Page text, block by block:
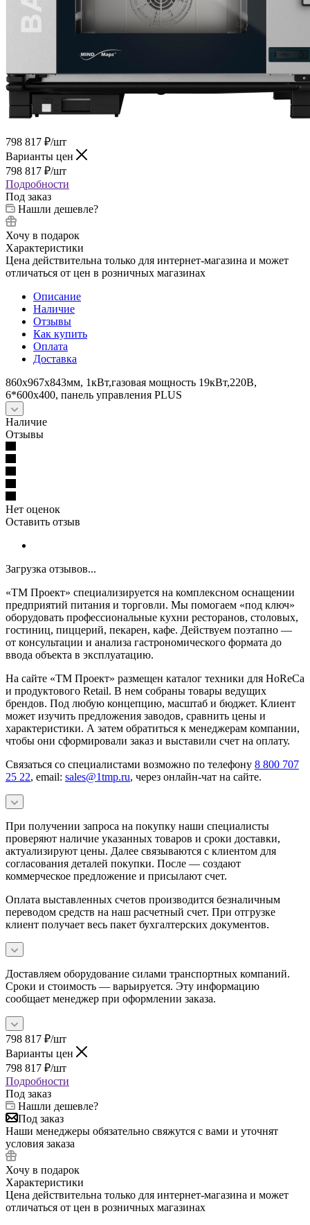
798 817 ₽/шт
Варианты цен
798 817 ₽/шт
Подробности
Под заказ
Нашли дешевле?
Хочу в подарок
Характеристики
Цена действительна только для интернет-магазина и может
отличаться от цен в розничных магазинах
Описание
Наличие
Отзывы
Как купить
Оплата
Доставка
860x967x843мм, 1кВт,газовая мощность 19кВт,220В,
6*600х400, панель управления PLUS
Наличие
Отзывы
Нет оценок
Оставить отзыв
Загрузка отзывов...
«ТМ Проект» специализируется на комплексном оснащении
предприятий питания и торговли. Мы помогаем «под ключ»
оборудовать профессиональные кухни ресторанов, столовых,
гостиниц, пиццерий, пекарен, кафе. Действуем поэтапно —
от консультации и анализа гастрономического формата до
ввода объекта в эксплуатацию.
На сайте «ТМ Проект» размещен каталог техники для HoReCa
и продуктового Retail. В нем собраны товары ведущих
брендов. Под любую концепцию, масштаб и бюджет. Клиент
может изучить предложения заводов, сравнить цены и
характеристики. А затем обратиться к менеджерам компании,
чтобы они сформировали заказ и выставили счет на оплату.
Связаться со специалистами возможно по телефону 8 800 707
25 22, email: sales@1tmp.ru, через онлайн-чат на сайте.
При получении запроса на покупку наши специалисты
проверяют наличие указанных товаров и сроки доставки,
актуализируют цены. Далее связываются с клиентом для
согласования деталей покупки. После — создают
коммерческое предложение и присылают счет.
Оплата выставленных счетов производится безналичным
переводом средств на наш расчетный счет. При отгрузке
клиент получает весь пакет бухгалтерских документов.
Доставляем оборудование силами транспортных компаний.
Сроки и стоимость — варьируется. Эту информацию
сообщает менеджер при оформлении заказа.
798 817 ₽/шт
Варианты цен
798 817 ₽/шт
Подробности
Под заказ
Нашли дешевле?
Под заказ
Наши менеджеры обязательно свяжутся с вами и уточнят
условия заказа
Хочу в подарок
Характеристики
Цена действительна только для интернет-магазина и может
отличаться от цен в розничных магазинах